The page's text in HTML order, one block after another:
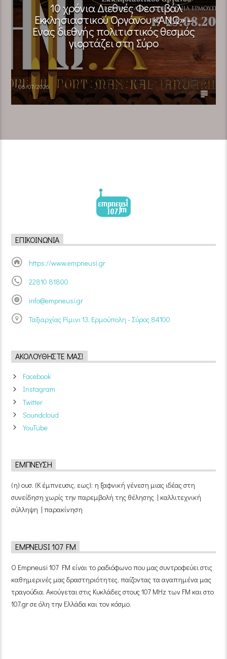
10 χρόνια Διεθνές Φεστιβάλ
Εκκλησιαστικού Οργάνου «ΑΝΩ» –
Ένας διεθνής πολιτιστικός θεσμός
γιορτάζει στη Σύρο​
06/07/2026
ΕΠΙΚΟΙΝΩΝΊΑ
https://www.empneusi.gr
22810 81800
info@empneusi.gr
Ταξιαρχίας Ρίμινι 13, Ερμούπολη - Σύρος 84100
ΑΚΟΛΟΥΘΉΣΤΕ ΜΑΣ!
Facebook
Instagram
Twitter
Soundcloud
YouTube
ΈΜΠΝΕΥΣΗ
(η) ουσ. (Κ έμπνευσις, εως): η ξαφνική γένεση μιας ιδέας στη
συνείδηση χωρίς την παρεμβολή της θέλησης | καλλιτεχνική
σύλληψη | παρακίνηση
EMPNEUSI 107 FM
Ο Empneusi 107 FM είναι το ραδιόφωνο που μας συντροφεύει στις
καθημερινές μας δραστηριότητες, παίζοντας τα αγαπημένα μας
τραγούδια. Ακούγεται στις Κυκλάδες στους 107 MHz των FM και στο
107.gr σε όλη την Ελλάδα και τον κόσμο.